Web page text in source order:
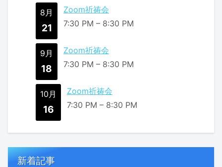
8月
21
Zoom祈祷会
7:30 PM – 8:30 PM
9月
18
Zoom祈祷会
7:30 PM – 8:30 PM
10月
16
Zoom祈祷会
7:30 PM – 8:30 PM
新着記事